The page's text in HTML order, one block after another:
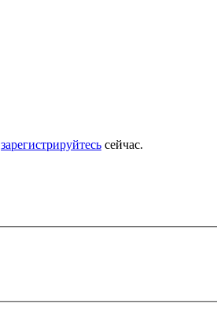
зарегистрируйтесь сейчас.